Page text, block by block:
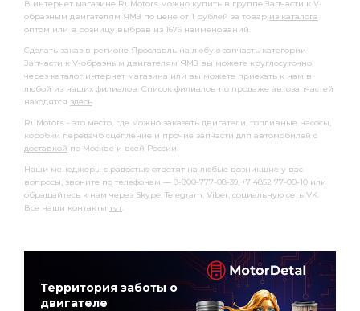
В интернет магазине RuMotors можно купить в группе Запчасти к V-
образным двигателям ЯМЗ по цене от 1 рублей за товар из каталога
оптом или в розницу выбрав из 1676 наименований.
Сделать заказ в регионе Ярославль на любую запчасть категории
Запчасти к V-образным двигателям ЯМЗ вы можете круглосуточно
через каталог интернет магазина или вы можете приехать к нам в
любой из наших филиалов. Список филиалов по продаже автозапчастей
находятся здесь.
RuMotors - это место, где можно заказать двигатели, топливные насосы,
коробки передачб сцепление и прочие запчасти для автомобилей с
доставкой по Москве и всей России.
Наши менеджеры с радостью ответят на любые возникшие у вас
вопросы, звоните по телефонам — 8-800-777-08-39, +7 4852 77-00-10 или
обращайтесь к нам через Skype, Telegram, Viber, социальную сеть VK.
Все наши контакты тут.
Территория заботы о
двигателе